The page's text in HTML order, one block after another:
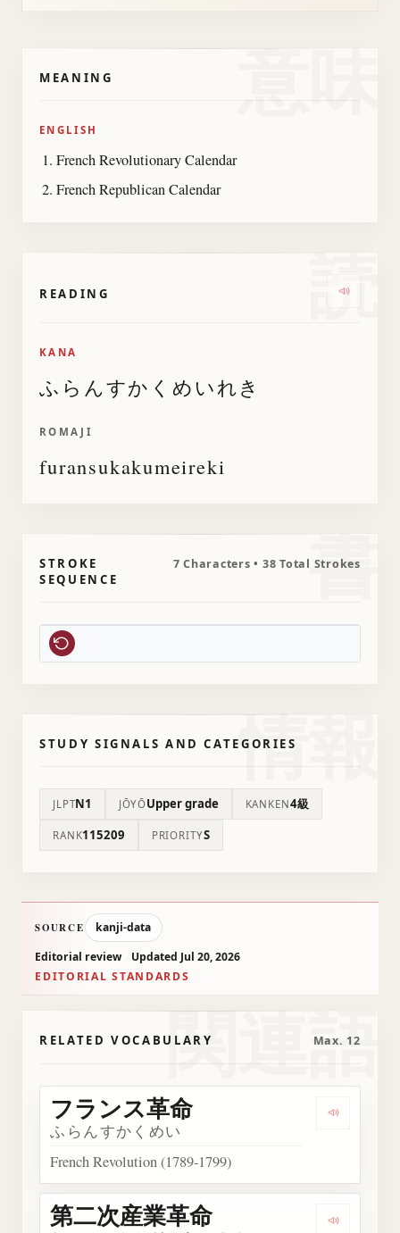
意味
MEANING
ENGLISH
French Revolutionary Calendar
French Republican Calendar
読
READING Listen to
KANA
ふらんすかくめいれき
ROMAJI
furansukakumeireki
書
STROKE
SEQUENCE
7 Characters • 38 Total Strokes
情報
STUDY SIGNALS AND CATEGORIES
JLPTN1 JŌYŌUpper grade KANKEN4級
RANK115209 PRIORITYS
SOURCE
kanji-data
Editorial review
Updated Jul 20, 2026
EDITORIAL STANDARDS
関連語
RELATED VOCABULARY Max. 12
Listen to
フランス革命
ふらんすかくめい
French Revolution (1789-1799)
Listen to
第二次産業革命